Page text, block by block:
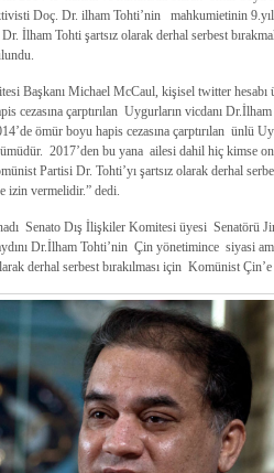
Doç. Dr. ilham Tohti’nin mahkumietinin
İlham Tohti şartsız olarak derhal serbest
Başkanı Michael McCaul, kişisel twitter
cezasına çarptırılan Uygurların vicdanı
ömür boyu hapis cezasına çarptırılan ünlü
2017’den bu yana ailesi dahil hiç kimse
Partisi Dr. Tohti’yı şartsız olarak derhal
izin vermelidir.” dedi.
Senato Dış İlişkiler Komitesi üyesi Senatörü
Dr.İlham Tohti’nin Çin yönetimince siyasi
derhal serbest bırakılması için Komünist Çin’e